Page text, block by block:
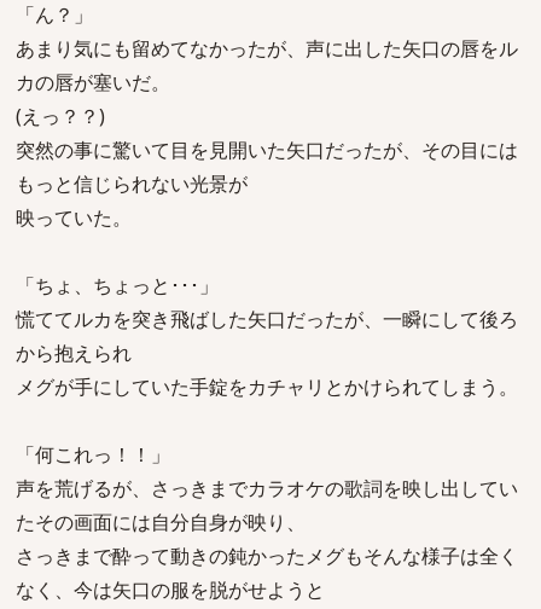
「ん？」
あまり気にも留めてなかったが、声に出した矢口の唇をル
カの唇が塞いだ。
(えっ？？)
突然の事に驚いて目を見開いた矢口だったが、その目には
もっと信じられない光景が
映っていた。
「ちょ、ちょっと･･･」
慌ててルカを突き飛ばした矢口だったが、一瞬にして後ろ
から抱えられ
メグが手にしていた手錠をカチャリとかけられてしまう。
「何これっ！！」
声を荒げるが、さっきまでカラオケの歌詞を映し出してい
たその画面には自分自身が映り、
さっきまで酔って動きの鈍かったメグもそんな様子は全く
なく、今は矢口の服を脱がせようと